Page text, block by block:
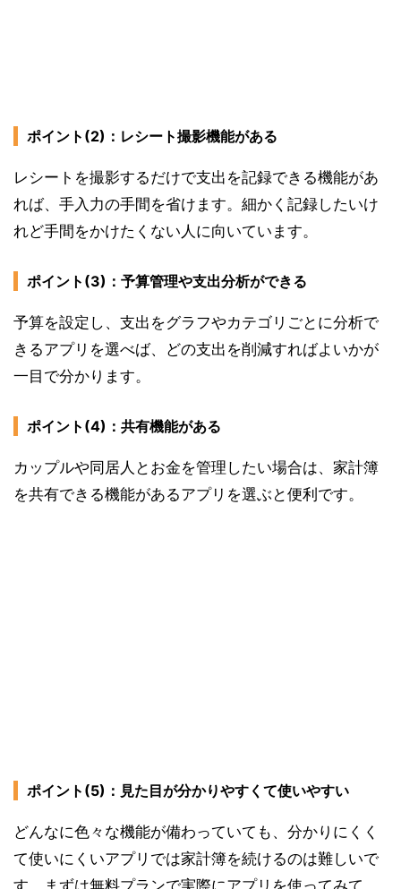
ポイント(2)：レシート撮影機能がある
レシートを撮影するだけで支出を記録できる機能があ
れば、手入力の手間を省けます。細かく記録したいけ
れど手間をかけたくない人に向いています。
ポイント(3)：予算管理や支出分析ができる
予算を設定し、支出をグラフやカテゴリごとに分析で
きるアプリを選べば、どの支出を削減すればよいかが
一目で分かります。
ポイント(4)：共有機能がある
カップルや同居人とお金を管理したい場合は、家計簿
を共有できる機能があるアプリを選ぶと便利です。
ポイント(5)：見た目が分かりやすくて使いやすい
どんなに色々な機能が備わっていても、分かりにくく
て使いにくいアプリでは家計簿を続けるのは難しいで